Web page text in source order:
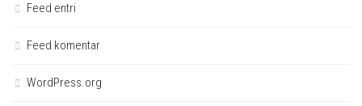
Feed entri
Feed komentar
WordPress.org